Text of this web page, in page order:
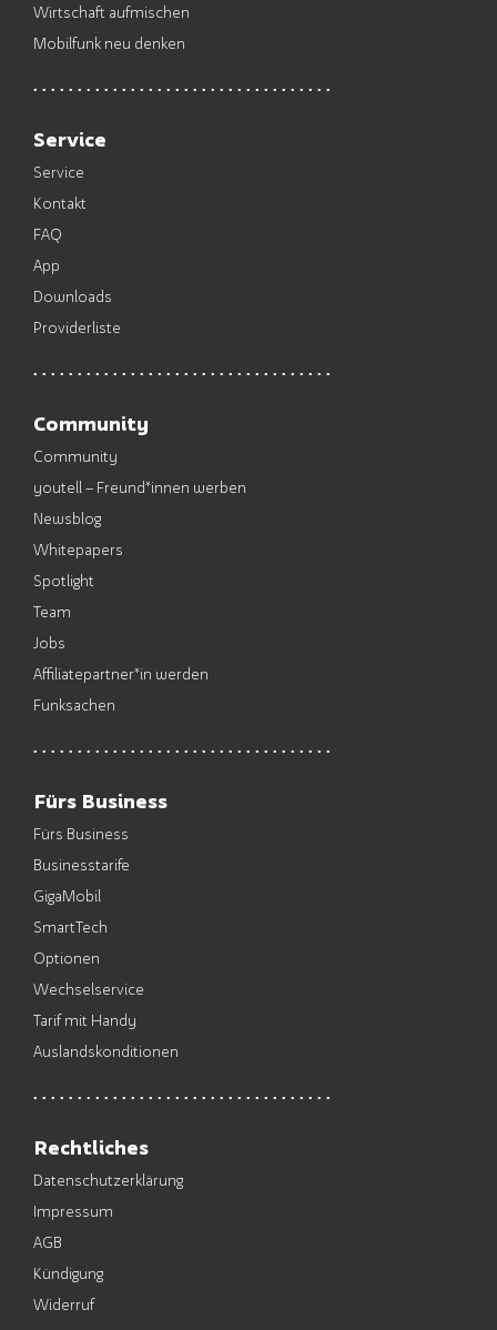
Wirtschaft aufmischen
Mobilfunk neu denken
Service
Service
Kontakt
FAQ
App
Downloads
Providerliste
Community
Community
youtell – Freund*innen werben
Newsblog
Whitepapers
Spotlight
Team
Jobs
Affiliatepartner*in werden
Funksachen
Fürs Business
Fürs Business
Businesstarife
GigaMobil
SmartTech
Optionen
Wechselservice
Tarif mit Handy
Auslandskonditionen
Rechtliches
Datenschutzerklärung
Impressum
AGB
Kündigung
Widerruf